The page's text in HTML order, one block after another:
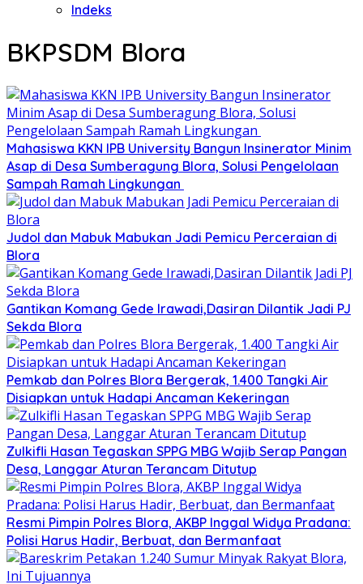
Indeks
BKPSDM Blora
Mahasiswa KKN IPB University Bangun Insinerator Minim
Asap di Desa Sumberagung Blora, Solusi Pengelolaan
Sampah Ramah Lingkungan ‎
Judol dan Mabuk Mabukan Jadi Pemicu Perceraian di
Blora
Gantikan Komang Gede Irawadi,Dasiran Dilantik Jadi PJ
Sekda Blora
Pemkab dan Polres Blora Bergerak, 1.400 Tangki Air
Disiapkan untuk Hadapi Ancaman Kekeringan
Zulkifli Hasan Tegaskan SPPG MBG Wajib Serap Pangan
Desa, Langgar Aturan Terancam Ditutup
Resmi Pimpin Polres Blora, AKBP Inggal Widya Pradana:
Polisi Harus Hadir, Berbuat, dan Bermanfaat